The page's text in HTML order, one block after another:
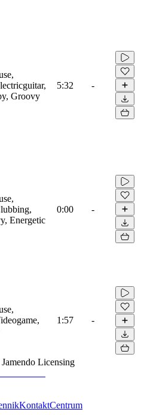
Groovy
5:32 -
Energetic
0:00 -
1:57 -
Jamendo Licensing
KontaktCentrum